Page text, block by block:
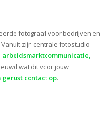
fotograaf voor bedrijven en
zijn centrale fotostudio
wat dit voor jouw
gerust contact op.